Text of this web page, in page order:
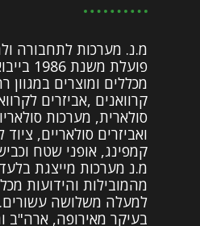
מ.נ. מערכות לתחבורה
פועלת
מכללים ומוצרים
קרוואנים ,אביזרים
סולארית, מערכות
ואביזרים סולאריים,
קמפינג, אופני שטח
מ.נ מערכות מייצגת
מהמובילות והידועות
למעלה משלושה עשורים.
בעיקר מאירופה, ארה"ב